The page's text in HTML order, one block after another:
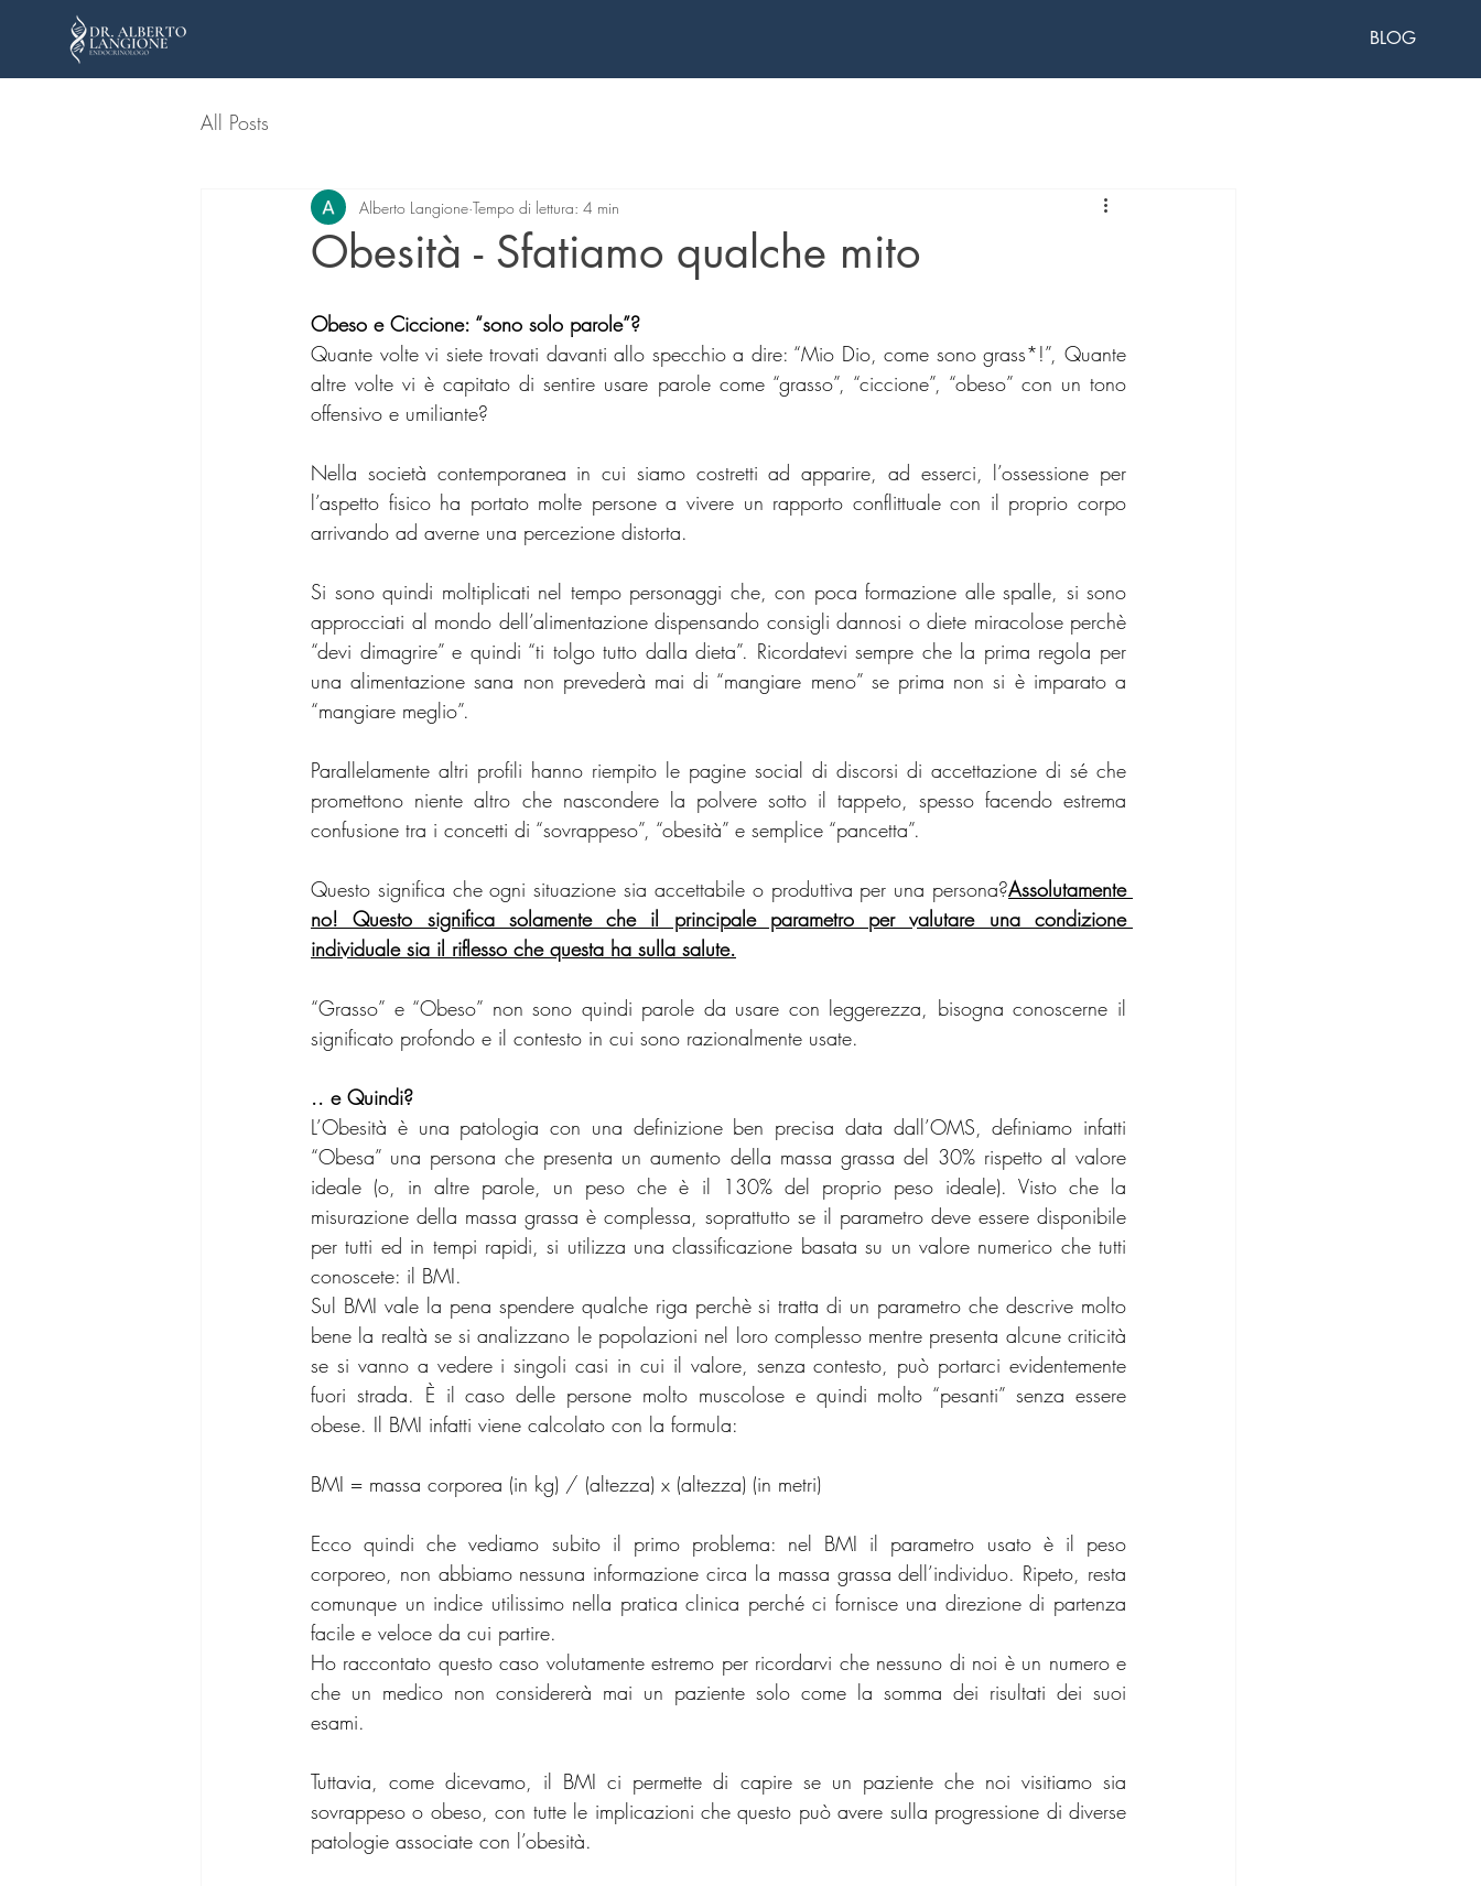
BLOG
All Posts
Obesità - Sfatiamo qualche mito
Alberto Langione Tempo di lettura: 4 min
Obeso e Ciccione: “sono solo parole”?
Quante volte vi siete trovati davanti allo specchio a dire: “Mio Dio, come sono grass*!”, Quante
altre volte vi è capitato di sentire usare parole come “grasso”, “ciccione”, “obeso” con un tono
offensivo e umiliante?
Nella società contemporanea in cui siamo costretti ad apparire, ad esserci, l’ossessione per
l’aspetto fisico ha portato molte persone a vivere un rapporto conflittuale con il proprio corpo
arrivando ad averne una percezione distorta.
Si sono quindi moltiplicati nel tempo personaggi che, con poca formazione alle spalle, si sono
approcciati al mondo dell’alimentazione dispensando consigli dannosi o diete miracolose perchè
“devi dimagrire” e quindi “ti tolgo tutto dalla dieta”. Ricordatevi sempre che la prima regola per
una alimentazione sana non prevederà mai di “mangiare meno” se prima non si è imparato a
“mangiare meglio”.
Parallelamente altri profili hanno riempito le pagine social di discorsi di accettazione di sé che
promettono niente altro che nascondere la polvere sotto il tappeto, spesso facendo estrema
confusione tra i concetti di “sovrappeso”, “obesità” e semplice “pancetta”.
Questo significa che ogni situazione sia accettabile o produttiva per una persona?Assolutamente
no! Questo significa solamente che il principale parametro per valutare una condizione
individuale sia il riflesso che questa ha sulla salute.
“Grasso” e “Obeso” non sono quindi parole da usare con leggerezza, bisogna conoscerne il
significato profondo e il contesto in cui sono razionalmente usate.
.. e Quindi?
L’Obesità è una patologia con una definizione ben precisa data dall’OMS, definiamo infatti
“Obesa” una persona che presenta un aumento della massa grassa del 30% rispetto al valore
ideale (o, in altre parole, un peso che è il 130% del proprio peso ideale). Visto che la
misurazione della massa grassa è complessa, soprattutto se il parametro deve essere disponibile
per tutti ed in tempi rapidi, si utilizza una classificazione basata su un valore numerico che tutti
conoscete: il BMI.
Sul BMI vale la pena spendere qualche riga perchè si tratta di un parametro che descrive molto
bene la realtà se si analizzano le popolazioni nel loro complesso mentre presenta alcune criticità
se si vanno a vedere i singoli casi in cui il valore, senza contesto, può portarci evidentemente
fuori strada. È il caso delle persone molto muscolose e quindi molto “pesanti” senza essere
obese. Il BMI infatti viene calcolato con la formula:
BMI = massa corporea (in kg) / (altezza) x (altezza) (in metri)
Ecco quindi che vediamo subito il primo problema: nel BMI il parametro usato è il peso
corporeo, non abbiamo nessuna informazione circa la massa grassa dell’individuo. Ripeto, resta
comunque un indice utilissimo nella pratica clinica perché ci fornisce una direzione di partenza
facile e veloce da cui partire.
Ho raccontato questo caso volutamente estremo per ricordarvi che nessuno di noi è un numero e
che un medico non considererà mai un paziente solo come la somma dei risultati dei suoi
esami.
Tuttavia, come dicevamo, il BMI ci permette di capire se un paziente che noi visitiamo sia
sovrappeso o obeso, con tutte le implicazioni che questo può avere sulla progressione di diverse
patologie associate con l’obesità.